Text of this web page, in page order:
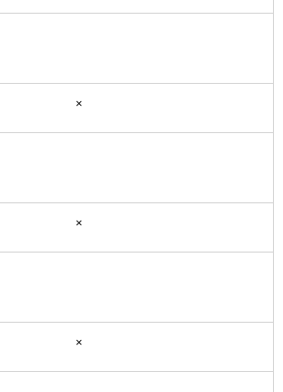
×
×
×